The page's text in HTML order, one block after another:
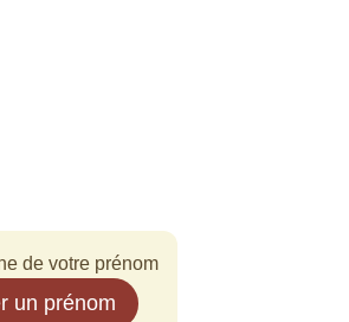
de votre prénom
un prénom